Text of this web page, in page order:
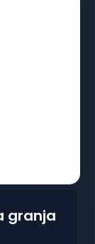
granja